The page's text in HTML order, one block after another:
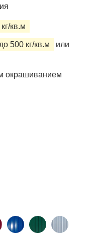
кв.м
до 500 кг/кв.м
или
окрашиванием